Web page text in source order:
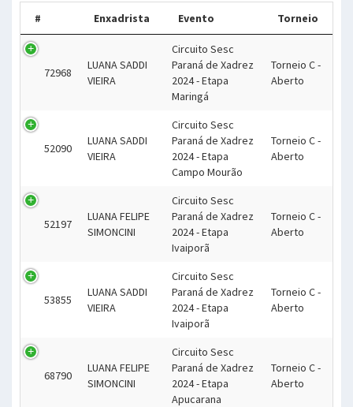
# Enxadrista Evento Torneio
72968
LUANA SADDI
VIEIRA
Circuito Sesc
Paraná de Xadrez
2024 - Etapa
Maringá
Torneio C -
Aberto
52090
LUANA SADDI
VIEIRA
Circuito Sesc
Paraná de Xadrez
2024 - Etapa
Campo Mourão
Torneio C -
Aberto
52197
LUANA FELIPE
SIMONCINI
Circuito Sesc
Paraná de Xadrez
2024 - Etapa
Ivaiporã
Torneio C -
Aberto
53855
LUANA SADDI
VIEIRA
Circuito Sesc
Paraná de Xadrez
2024 - Etapa
Ivaiporã
Torneio C -
Aberto
68790
LUANA FELIPE
SIMONCINI
Circuito Sesc
Paraná de Xadrez
2024 - Etapa
Apucarana
Torneio C -
Aberto